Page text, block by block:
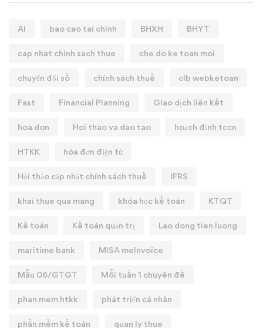
AI bao cao tai chinh BHXH BHYT
cap nhat chinh sach thue che do ke toan moi
chuyển đổi số chính sách thuế clb webketoan
Fast Financial Planning Giao dịch liên kết
hoa don Hoi thao va dao tao hoạch định tccn
HTKK hóa đơn điện tử
Hội thảo cập nhật chính sách thuế IFRS
khai thue qua mang khóa học kế toán KTQT
Kế toán Kế toán quản trị Lao dong tien luong
maritime bank MISA meInvoice
Mẫu 06/GTGT Mỗi tuần 1 chuyên đề
phan mem htkk phát triển cá nhân
phần mềm kế toán quan ly thue